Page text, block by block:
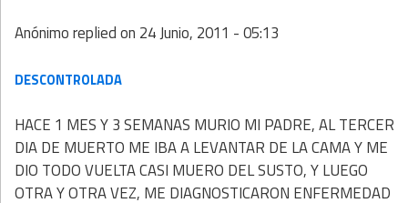
Anónimoreplied on 24 Junio, 2011 - 05:13
DESCONTROLADA
HACE 1 MES Y 3 SEMANAS MURIO MI PADRE, AL TERCER
DIA DE MUERTO ME IBA A LEVANTAR DE LA CAMA Y ME
DIO TODO VUELTA CASI MUERO DEL SUSTO, Y LUEGO
OTRA Y OTRA VEZ, ME DIAGNOSTICARON ENFERMEDAD